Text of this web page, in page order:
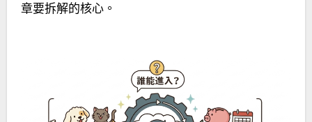
章要拆解的核心。